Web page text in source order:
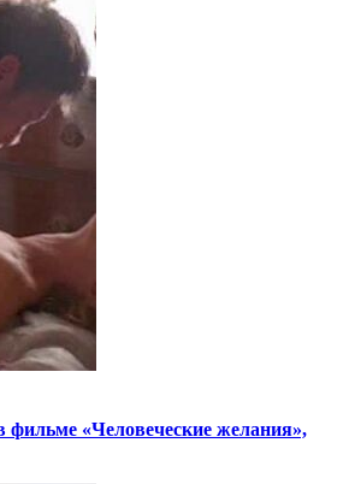
«Человеческие желания»,